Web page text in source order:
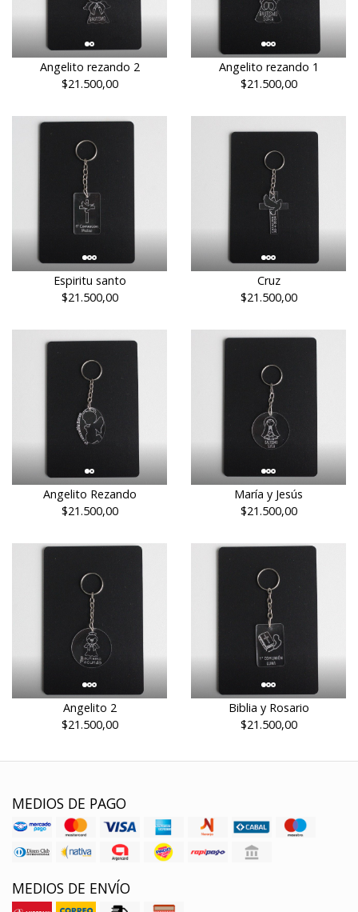
Angelito rezando 2
$21.500,00
Angelito rezando 1
$21.500,00
Espiritu santo
$21.500,00
Cruz
$21.500,00
Angelito Rezando
$21.500,00
María y Jesús
$21.500,00
Angelito 2
$21.500,00
Biblia y Rosario
$21.500,00
MEDIOS DE PAGO
MEDIOS DE ENVÍO